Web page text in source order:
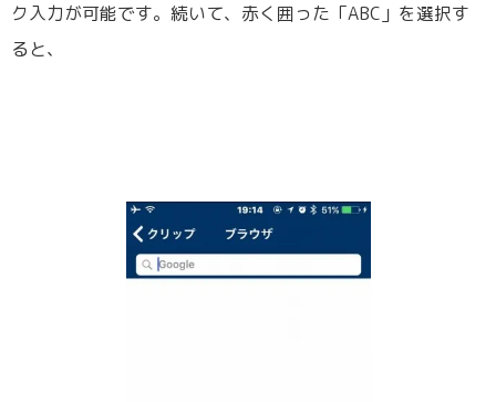
ク入力が可能です。続いて、赤く囲った「ABC」を選択す
ると、